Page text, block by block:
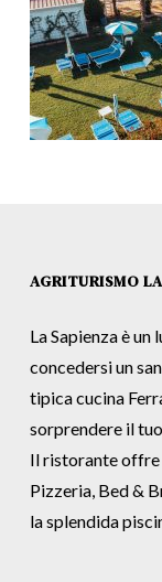
AGRITURISMO
La Sapienza è
concedersi un
tipica cucina
sorprendere il
Il ristorante offre
Pizzeria, Bed &
la splendida